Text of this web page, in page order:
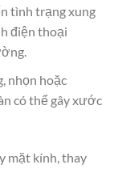
tình trạng xung
điện thoại
nhọn hoặc
có thể gây xước
mặt kính, thay